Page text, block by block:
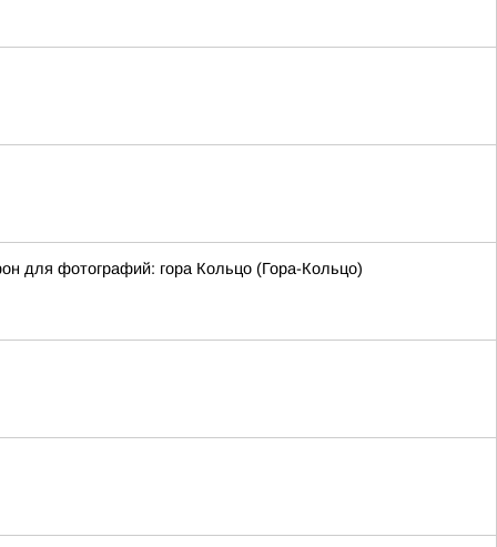
для фотографий: гора Кольцо (Гора-Кольцо)